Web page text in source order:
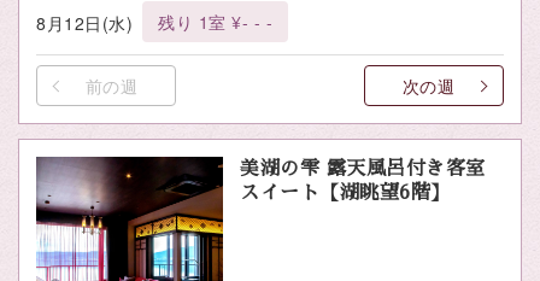
8月12日(水) 残り 1室 ¥- - -
前の週 次の週
美湖の雫 露天風呂付き客室
スイート【湖眺望6階】